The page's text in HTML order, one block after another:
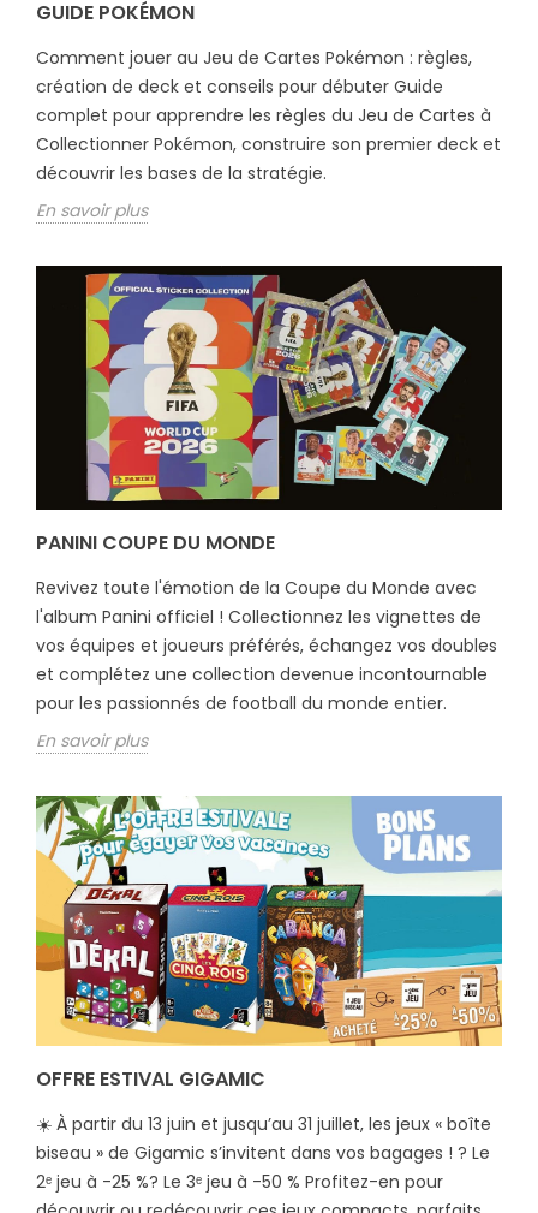
GUIDE POKÉMON
Comment jouer au Jeu de Cartes Pokémon : règles,
création de deck et conseils pour débuter Guide
complet pour apprendre les règles du Jeu de Cartes à
Collectionner Pokémon, construire son premier deck et
découvrir les bases de la stratégie.
En savoir plus
PANINI COUPE DU MONDE
Revivez toute l'émotion de la Coupe du Monde avec
l'album Panini officiel ! Collectionnez les vignettes de
vos équipes et joueurs préférés, échangez vos doubles
et complétez une collection devenue incontournable
pour les passionnés de football du monde entier.
En savoir plus
OFFRE ESTIVAL GIGAMIC
☀️ À partir du 13 juin et jusqu’au 31 juillet, les jeux « boîte
biseau » de Gigamic s’invitent dans vos bagages ! ? Le
2ᵉ jeu à -25 %? Le 3ᵉ jeu à -50 % Profitez-en pour